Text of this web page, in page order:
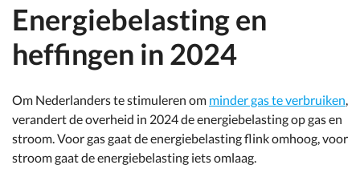
Energiebelasting en
heffingen in 2024
Om Nederlanders te stimuleren om minder gas te verbruiken
verandert de overheid in 2024 de energiebelasting op gas en
stroom. Voor gas gaat de energiebelasting flink omhoog, voor
stroom gaat de energiebelasting iets omlaag.